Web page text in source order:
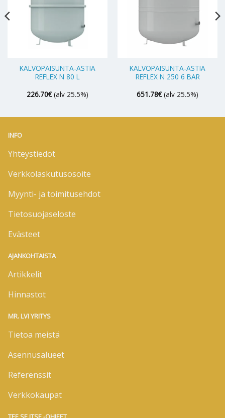
KALVOPAISUNTA-ASTIA
REFLEX N 80 L
226.70€ (alv 25.5%)
KALVOPAISUNTA-ASTIA
REFLEX N 250 6 BAR
651.78€ (alv 25.5%)
INFO
Yhteystiedot
Verkkolaskutusosoite
Myynti- ja toimitusehdot
Tietosuojaseloste
Evästeet
AJANKOHTAISTA
Artikkelit
Hinnastot
MR. LVI YRITYS
Tietoa meistä
Asennusalueet
Referenssit
Verkkokaupat